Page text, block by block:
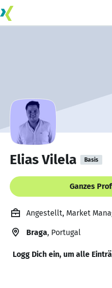
Elias Vilela Basis
Ganzes
Angestellt, Market
Braga, Portugal
Logg Dich ein, um alle